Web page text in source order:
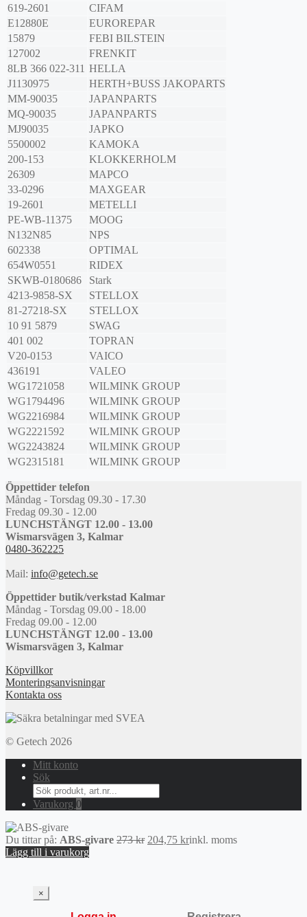
619-2601
CIFAM
E12880E
EUROREPAR
15879
FEBI BILSTEIN
127002
FRENKIT
8LB 366 022-311 HELLA
J1130975
HERTH+BUSS JAKOPARTS
MM-90035
JAPANPARTS
MQ-90035
JAPANPARTS
MJ90035
JAPKO
5500002
KAMOKA
200-153
KLOKKERHOLM
26309
MAPCO
33-0296
MAXGEAR
19-2601
METELLI
PE-WB-11375
MOOG
N132N85
NPS
602338
OPTIMAL
654W0551
RIDEX
SKWB-0180686
Stark
4213-9858-SX
STELLOX
81-27218-SX
STELLOX
10 91 5879
SWAG
401 002
TOPRAN
V20-0153
VAICO
436191
VALEO
WG1721058
WILMINK GROUP
WG1794496
WILMINK GROUP
WG2216984
WILMINK GROUP
WG2221592
WILMINK GROUP
WG2243824
WILMINK GROUP
WG2315181
WILMINK GROUP
Öppettider telefon
Måndag - Torsdag 09.30 - 17.30
Fredag 09.30 - 12.00
LUNCHSTÄNGT 12.00 - 13.00
Wismarsvägen 3, Kalmar
0480-362225
Mail: info@getech.se
Öppettider butik/verkstad Kalmar
Måndag - Torsdag 09.00 - 18.00
Fredag 09.00 - 12.00
LUNCHSTÄNGT 12.00 - 13.00
Wismarsvägen 3, Kalmar
Köpvillkor
Monteringsanvisningar
Kontakta oss
© Getech 2026
Mitt konto
Sök
Search
for:
Varukorg 0
Du tittar på: ABS-givare 273kr Det
204,75 krDet
inkl. moms
Lägg till i varukorg
×